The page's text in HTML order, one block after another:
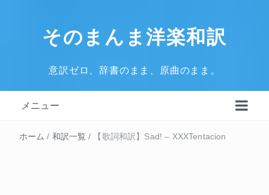
そのまんま洋楽和訳
意訳ゼロ、辞書のまま、原曲のまま。
メニュー
ホーム / 和訳一覧 / 【歌詞和訳】Sad! – XXXTentacion